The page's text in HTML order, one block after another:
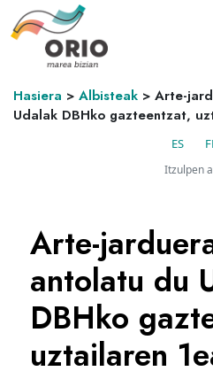
Hasiera > Albisteak > Arte-
Udalak DBHko gazteentzat,
ES
Itzulpen
Arte-
antolatu du
DBHko
uztailaren